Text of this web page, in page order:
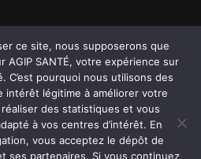
L’AGENCE DE COM🦊 Bergerac
ce site, nous supposerons que
AGIP SANTÉ, votre expérience sur
C’est pourquoi nous utilisons des
intérêt légitime à améliorer votre
des statistiques et vous
à vos centres d’intérêt. En
vous acceptez le dépôt de
ses partenaires. Si vous continuez